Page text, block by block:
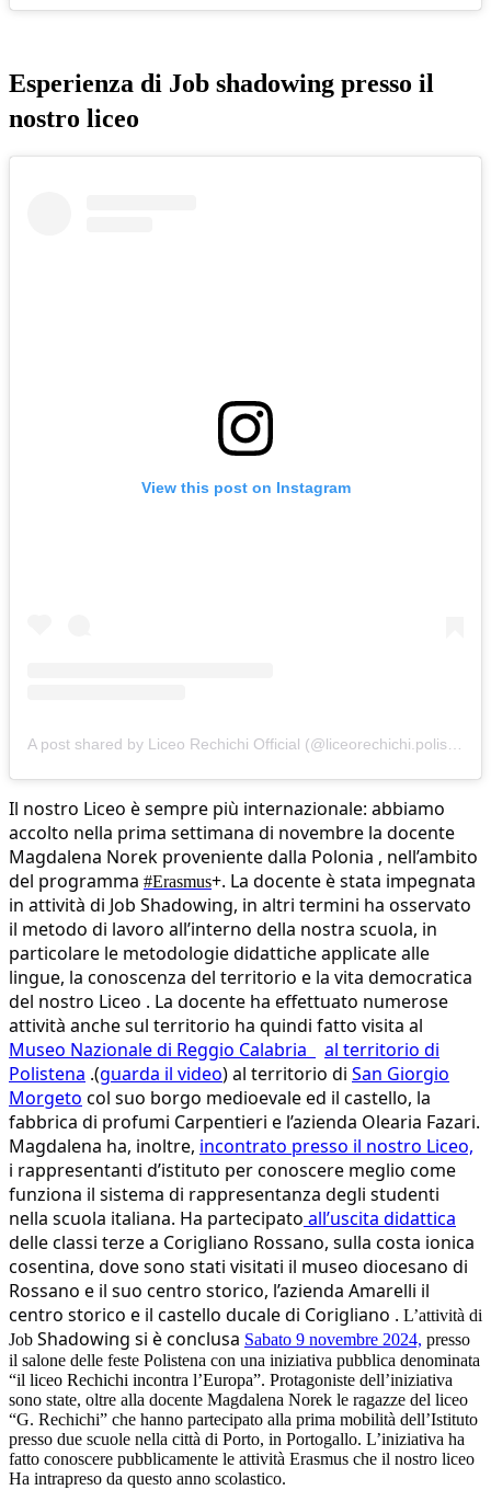
Esperienza di Job shadowing presso il
nostro liceo
View this post on Instagram
A post shared by Liceo Rechichi Official (@liceorechichi.polistena)
Il nostro Liceo è sempre più internazionale: abbiamo
accolto nella prima settimana di novembre la docente
Magdalena Norek proveniente dalla Polonia , nell’ambito
del programma #Erasmus+. La docente è stata impegnata
in attività di Job Shadowing, in altri termini ha osservato
il metodo di lavoro all’interno della nostra scuola, in
particolare le metodologie didattiche applicate alle
lingue, la conoscenza del territorio e la vita democratica
del nostro Liceo . La docente ha effettuato numerose
attività anche sul territorio ha quindi fatto visita al
Museo Nazionale di Reggio Calabria
al territorio di
Polistena .(guarda il video)al territorio di San Giorgio
Morgeto col suo borgo medioevale ed il castello, la
fabbrica di profumi Carpentieri e l’azienda Olearia Fazari.
Magdalena ha, inoltre, incontrato presso il nostro Liceo,
i rappresentanti d’istituto per conoscere meglio come
funziona il sistema di rappresentanza degli studenti
nella scuola italiana. Ha partecipato all’uscita didattica
delle classi terze a Corigliano Rossano, sulla costa ionica
cosentina, dove sono stati visitati il museo diocesano di
Rossano e il suo centro storico, l’azienda Amarelli il
centro storico e il castello ducale di Corigliano . L’attività di
Job Shadowing si è conclusa Sabato 9 novembre 2024, presso
il salone delle feste Polistena con una iniziativa pubblica denominata
“il liceo Rechichi incontra l’Europa”. Protagoniste dell’iniziativa
sono state, oltre alla docente Magdalena Norek le ragazze del liceo
“G. Rechichi” che hanno partecipato alla prima mobilità dell’Istituto
presso due scuole nella città di Porto, in Portogallo. L’iniziativa ha
fatto conoscere pubblicamente le attività Erasmus che il nostro liceo
Ha intrapreso da questo anno scolastico.